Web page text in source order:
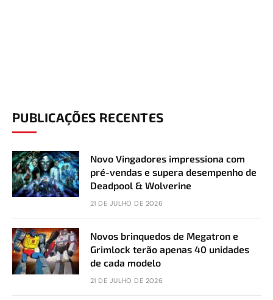
PUBLICAÇÕES RECENTES
Novo Vingadores impressiona com
pré-vendas e supera desempenho de
Deadpool & Wolverine
21 DE JULHO DE 2026
Novos brinquedos de Megatron e
Grimlock terão apenas 40 unidades
de cada modelo
21 DE JULHO DE 2026